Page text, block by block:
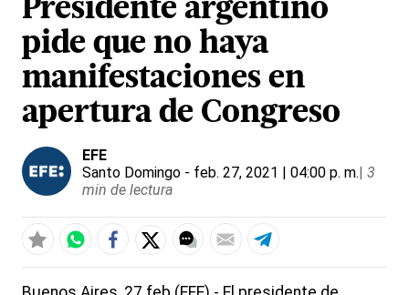
Presidente argentino
pide que no haya
manifestaciones en
apertura de Congreso
EFE
Santo Domingo - feb. 27, 2021 | 04:00 p. m.| 3
min de lectura